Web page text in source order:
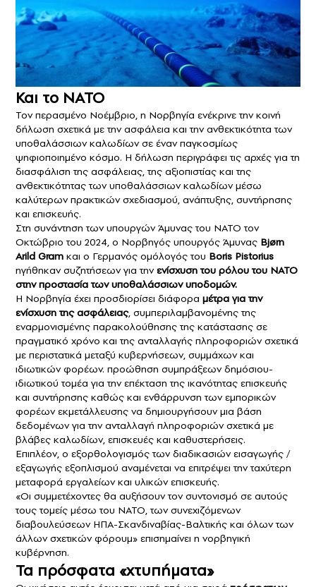
Και το ΝΑΤΟ
Τον περασμένο Νοέμβριο, η Νορβηγία ενέκρινε την κοινή
δήλωση σχετικά με την ασφάλεια και την ανθεκτικότητα των
υποθαλάσσιων καλωδίων σε έναν παγκοσμίως
ψηφιοποιημένο κόσμο. Η δήλωση περιγράφει τις αρχές για τη
διασφάλιση της ασφάλειας, της αξιοπιστίας και της
ανθεκτικότητας των υποθαλάσσιων καλωδίων μέσω
καλύτερων πρακτικών σχεδιασμού, ανάπτυξης, συντήρησης
και επισκευής.
Στη συνάντηση των υπουργών Άμυνας του ΝΑΤΟ τον
Οκτώβριο του 2024, ο Νορβηγός υπουργός Άμυνας Bjørn
Arild Gram και ο Γερμανός ομόλογός του Boris Pistorius
ηγήθηκαν συζητήσεων για τηνενίσχυση του ρόλου του ΝΑΤΟ
στην προστασία των υποθαλάσσιων υποδομών.
Η Νορβηγία έχει προσδιορίσει διάφορα μέτρα για την
ενίσχυση της ασφάλειας, συμπεριλαμβανομένης της
εναρμονισμένης παρακολούθησης της κατάστασης σε
πραγματικό χρόνο και της ανταλλαγής πληροφοριών σχετικά
με περιστατικά μεταξύ κυβερνήσεων, συμμάχων και
ιδιωτικών φορέων. προώθηση συμπράξεων δημόσιου-
ιδιωτικού τομέα για την επέκταση της ικανότητας επισκευής
και συντήρησης καθώς και ενθάρρυνση των εμπορικών
φορέων εκμετάλλευσης να δημιουργήσουν μια βάση
δεδομένων για την ανταλλαγή πληροφοριών σχετικά με
βλάβες καλωδίων, επισκευές και καθυστερήσεις.
Επιπλέον, ο εξορθολογισμός των διαδικασιών εισαγωγής /
εξαγωγής εξοπλισμού αναμένεται να επιτρέψει την ταχύτερη
μεταφορά εργαλείων και υλικών επισκευής.
«Οι συμμετέχοντες θα αυξήσουν τον συντονισμό σε αυτούς
τους τομείς μέσω του ΝΑΤΟ, των συνεχιζόμενων
διαβουλεύσεων ΗΠΑ-Σκανδιναβίας-Βαλτικής και όλων των
άλλων σχετικών φόρουμ» επισημαίνει η νορβηγική
κυβέρνηση.
Τα πρόσφατα «χτυπήματα»